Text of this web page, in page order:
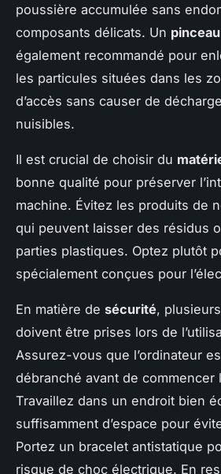
poussière accumulée sans
composants délicats. Un
également recommandé pour
les particules situées dans les
d’accès sans causer de
nuisibles.
Il est crucial de choisir du
bonne qualité pour préserver
machine. Évitez les produits de
qui peuvent laisser des résidus
parties plastiques. Optez plutôt
spécialement conçues pour
En matière de sécurité,
doivent être prises lors de
Assurez-vous que l’ordinateur
débranché avant de commencer
Travaillez dans un endroit bien
suffisamment d’espace pour
Portez un bracelet antistatique
risque de choc électrique. En